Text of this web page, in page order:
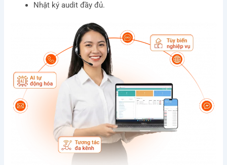
Nhật ký audit đầy đủ.